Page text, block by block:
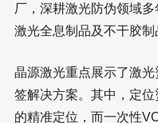
厂，深耕激光防伪领域多
激光全息制品及不干胶制
晶源激光重点展示了激
签解决方案。其中，定
的精准定位，而一次性